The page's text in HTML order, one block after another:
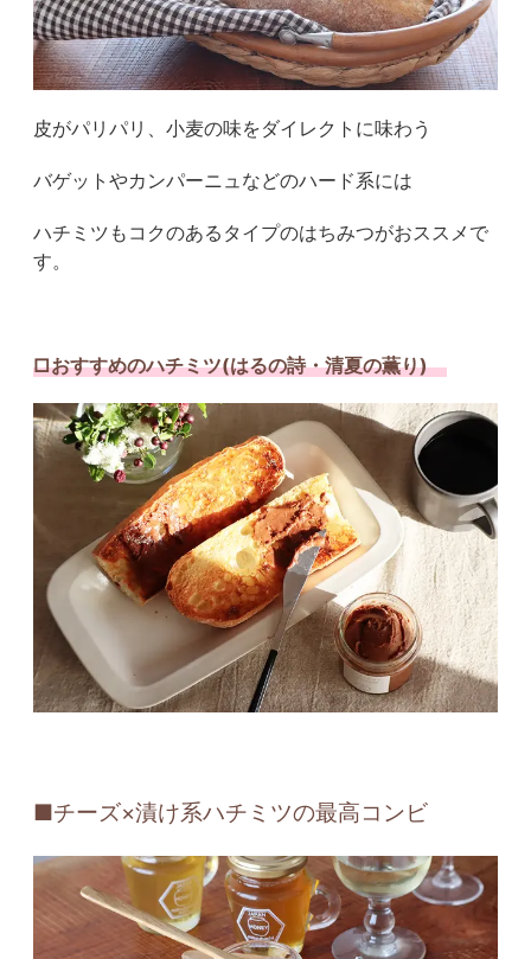
皮がパリパリ、小麦の味をダイレクトに味わう
バゲットやカンパーニュなどのハード系には
ハチミツもコクのあるタイプのはちみつがおススメで
す。
□おすすめのハチミツ(はるの詩・清夏の薫り)
■チーズ×漬け系ハチミツの最高コンビ